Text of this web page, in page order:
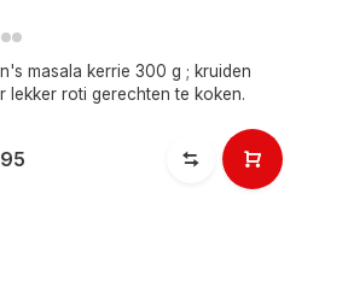
masala kerrie 300 g ; kruiden
lekker roti gerechten te koken.